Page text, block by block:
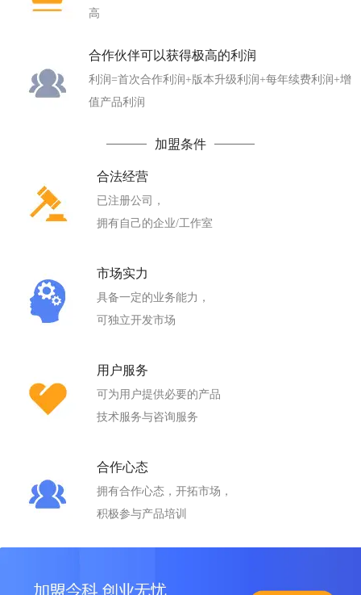
高
合作伙伴可以获得极高的利润
利润=首次合作利润+版本升级利润+每年续费利润+增
值产品利润
加盟条件
合法经营
已注册公司，
拥有自己的企业/工作室
市场实力
具备一定的业务能力，
可独立开发市场
用户服务
可为用户提供必要的产品
技术服务与咨询服务
合作心态
拥有合作心态，开拓市场，
积极参与产品培训